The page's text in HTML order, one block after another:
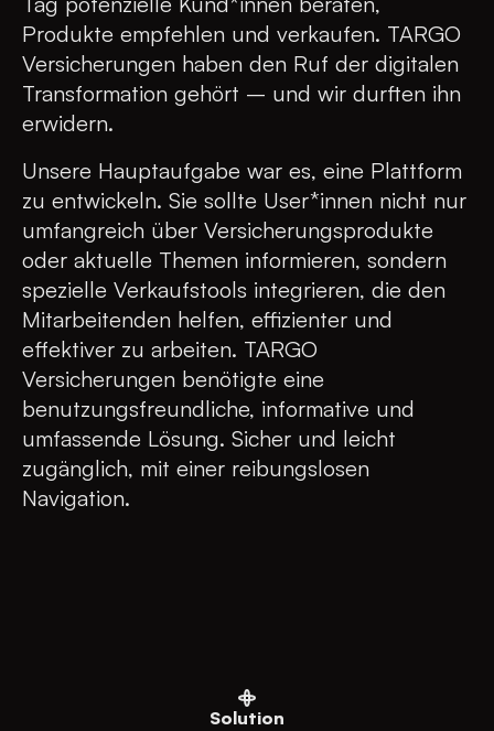
Produkte empfehlen und verkaufen. TARGO
Versicherungen haben den Ruf der digitalen
Transformation gehört – und wir durften ihn
erwidern.
Unsere Hauptaufgabe war es, eine Plattform
zu entwickeln. Sie sollte User*innen nicht nur
umfangreich über Versicherungsprodukte
oder aktuelle Themen informieren, sondern
spezielle Verkaufstools integrieren, die den
Mitarbeitenden helfen, effizienter und
effektiver zu arbeiten. TARGO
Versicherungen benötigte eine
benutzungsfreundliche, informative und
umfassende Lösung. Sicher und leicht
zugänglich, mit einer reibungslosen
Navigation.
Solution